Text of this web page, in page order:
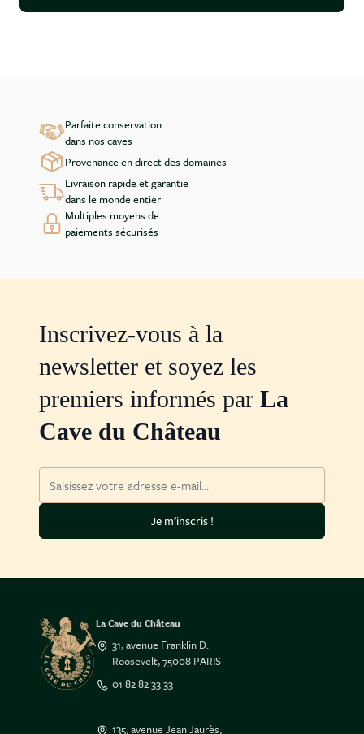
Parfaite conservation
dans nos caves
Provenance en direct des domaines
Livraison rapide et garantie
dans le monde entier
Multiples moyens de
paiements sécurisés
Inscrivez-vous à la
newsletter et soyez les
premiers informés par La
Cave du Château
Je m’inscris !
La Cave du Château
31, avenue Franklin D.
Roosevelt, 75008 PARIS
01 82 82 33 33
135, avenue Jean Jaurès,